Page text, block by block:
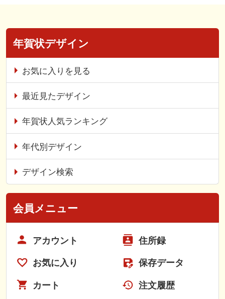
年賀状デザイン
お気に入りを見る
最近見たデザイン
年賀状人気ランキング
年代別デザイン
デザイン検索
会員メニュー
アカウント 住所録
お気に入り 保存データ
カート 注文履歴